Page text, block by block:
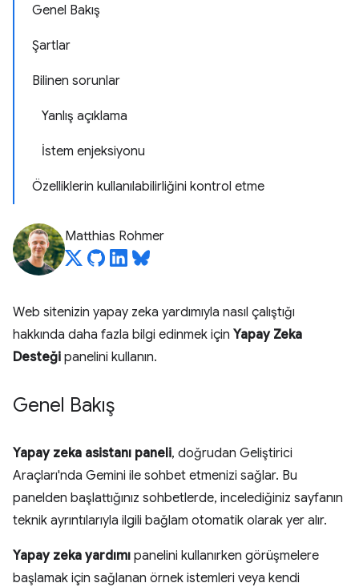
Genel Bakış
Şartlar
Bilinen sorunlar
Yanlış açıklama
İstem enjeksiyonu
Özelliklerin kullanılabilirliğini kontrol etme
Matthias Rohmer
Web sitenizin yapay zeka yardımıyla nasıl çalıştığı
hakkında daha fazla bilgi edinmek için Yapay Zeka
Desteği panelini kullanın.
Genel Bakış
Yapay zeka asistanı paneli, doğrudan Geliştirici
Araçları'nda Gemini ile sohbet etmenizi sağlar. Bu
panelden başlattığınız sohbetlerde, incelediğiniz sayfanın
teknik ayrıntılarıyla ilgili bağlam otomatik olarak yer alır.
Yapay zeka yardımı panelini kullanırken görüşmelere
başlamak için sağlanan örnek istemleri veya kendi